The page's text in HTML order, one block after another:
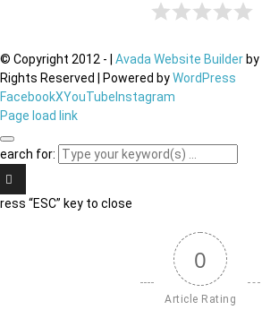
© Copyright 2012 - Avada Website Builder by
Rights Reserved | Powered byWordPress
FacebookXYouTube Instagram
Page load link
for:
“ESC” key to close
0
Article Rating